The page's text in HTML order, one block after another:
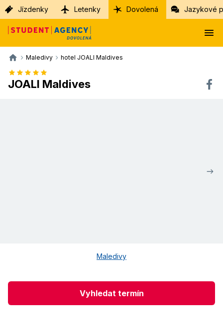
Jízdenky Letenky Dovolená Jazykové
Maledivy hotel JOALI Maldives
JOALI Maldives
Maledivy
Vyhledat termín